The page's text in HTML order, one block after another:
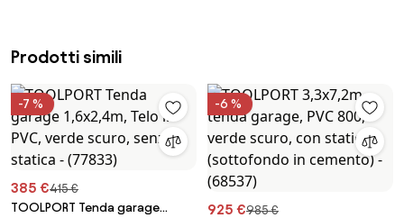
Prodotti simili
-7 %
385 €415 €
TOOLPORT Tenda garage
-6 %
925 €985 €